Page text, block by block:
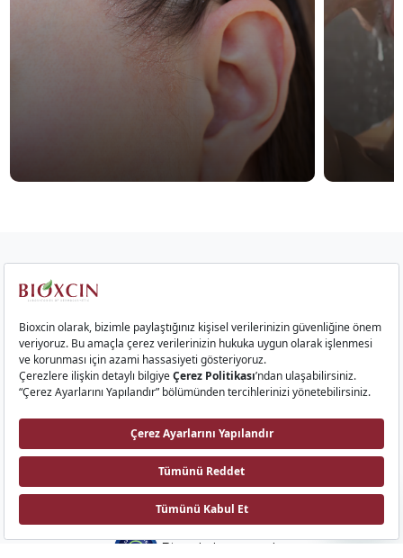
Kurumsal
Cilt Ürünleri
Gıda Takviyeleri
İletişim
Bioxcin AI
Biota Laboratuvarları